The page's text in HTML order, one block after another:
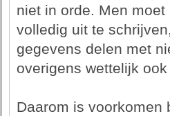
niet in orde. Men
volledig uit te
gegevens delen met
overigens wettelijk
Daarom is voorkomen